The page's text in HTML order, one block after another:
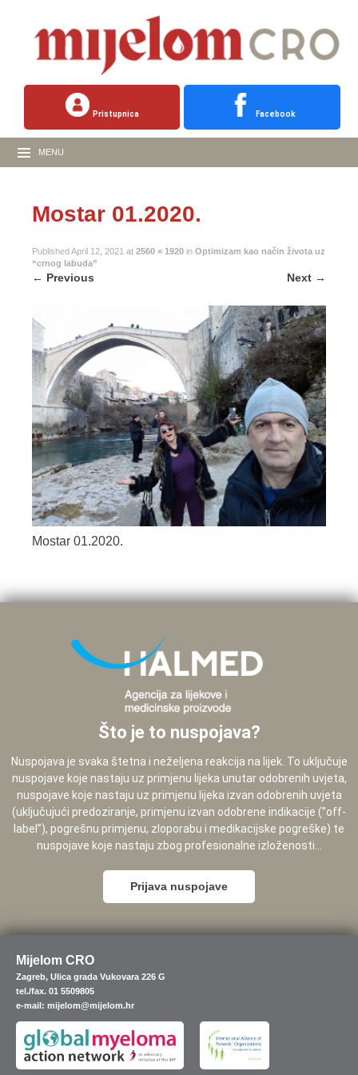
Pristupnica Facebook
MENU
Mostar 01.2020.
PublishedApril 12, 2021 at 2560 × 1920 in Optimizam kao način života uz
“crnog labuda”
← Previous Next →
Mostar 01.2020.
Što je to nuspojava?
Nuspojava je svaka štetna i neželjena reakcija na lijek. To uključuje
nuspojave koje nastaju uz primjenu lijeka unutar odobrenih uvjeta,
nuspojave koje nastaju uz primjenu lijeka izvan odobrenih uvjeta
(uključujući predoziranje, primjenu izvan odobrene indikacije (”off-
label”), pogrešnu primjenu, zloporabu i medikacijske pogreške) te
nuspojave koje nastaju zbog profesionalne izloženosti...
Prijava nuspojave
Mijelom CRO
Zagreb, Ulica grada Vukovara 226 G
tel./fax. 01 5509805
e-mail: mijelom@mijelom.hr